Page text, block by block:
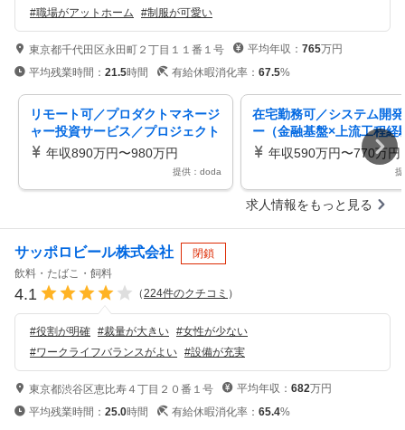
#職場がアットホーム #制服が可愛い
東京都千代田区永田町２丁目１１番１号 平均年収： 765万円
平均残業時間： 21.5時間 有給休暇消化率： 67.5%
リモート可／プロダクトマネージ
ャー投資サービス／プロジェクト
マネジメント／FBB003
年収890万円〜980万円
提供：doda
在宅勤務可／システム開
ー（金融基盤×上流工程経
レックス／2PB011
年収590万円〜770万円
求人情報をもっと見る
サッポロビール株式会社
閉鎖
飲料・たばこ・飼料
4.1 （224件のクチコミ ）
#役割が明確 #裁量が大きい #女性が少ない
#ワークライフバランスがよい #設備が充実
東京都渋谷区恵比寿４丁目２０番１号 平均年収： 682万円
平均残業時間： 25.0時間 有給休暇消化率： 65.4%